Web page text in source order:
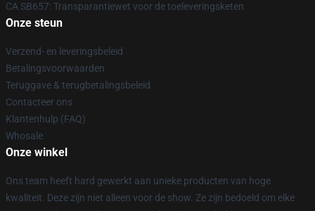
CA SB657: Transparantiewet voor de toeleveringsketen
Onze steun
Verzend- en leveringsbeleid
Betalingsvoorwaarden
Teruggave & terugbetalingsbeleid
Contacteer ons
Klantenhulp (FAQ)
Whosale
Onze winkel
Ons team heeft hard gewerkt aan unieke producten van hoge
kwaliteit. Deze zijn niet alleen voor de show. Ze zijn bedoeld om elke